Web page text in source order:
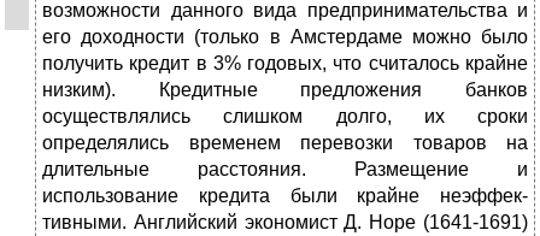
возможности данного вида предпринимательства и
его доходности (только в Амстердаме можно было
получить кредит в 3% годовых, что считалось крайне
низким). Кредитные предложения банков
осуществлялись слишком долго, их сроки
определялись временем перевозки товаров на
длительные рас­стояния. Размещение и
использование кредита были крайне неэффек­
тивными. Английский экономист Д. Hope (1641-1691)